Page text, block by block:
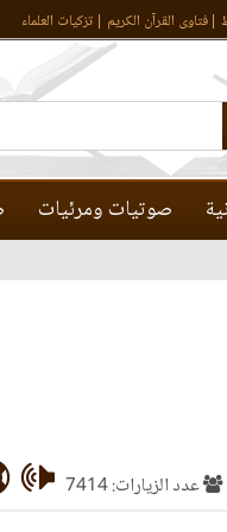
فتاوى القرآن الكريم تزكيات العلماء
صوتيات ومرئيات
عدد الزيارات: 7414